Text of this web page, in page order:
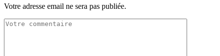
Votre adresse email ne sera pas publiée.